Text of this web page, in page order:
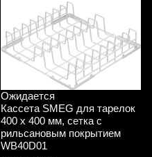
Ожидается
Кассета SMEG для тарелок
400 х 400 мм, сетка с
рильсановым покрытием
WB40D01